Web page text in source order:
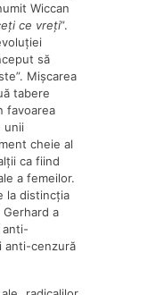
Wiccan
ce vreți”.
să
Mișcarea
tabere
favoarea
unii
cheie al
ca fiind
a femeilor.
la distincția
Gerhard a
anti-
anti-cenzură